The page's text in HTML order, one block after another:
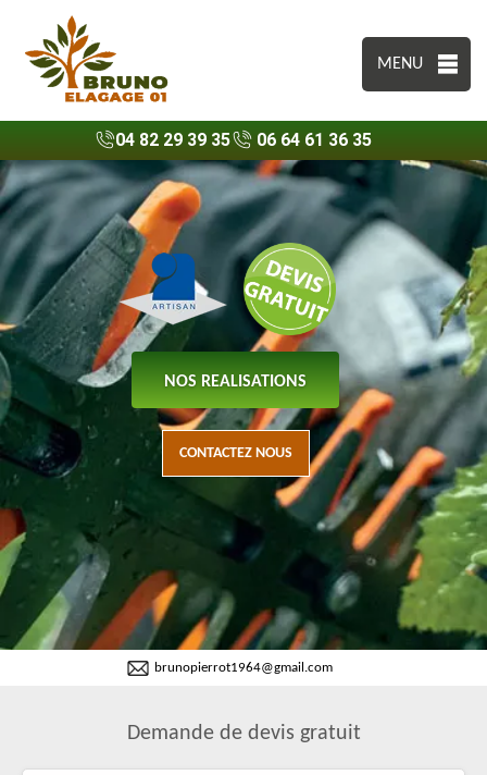
MENU
04 82 29 39 35 06 64 61 36 35
NOS REALISATIONS
CONTACTEZ NOUS
brunopierrot1964@gmail.com
Demande de devis gratuit